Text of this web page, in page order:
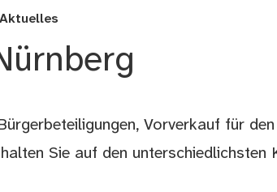
Aktuelles
Vorverkauf für
Sie auf den unterschiedlichsten